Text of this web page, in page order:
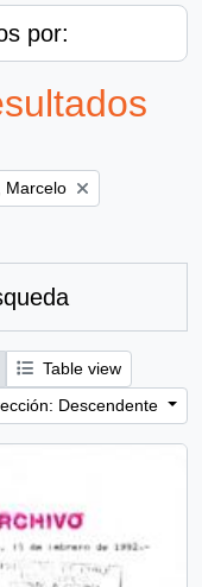
por:
Marcelo
Table view
Descendente